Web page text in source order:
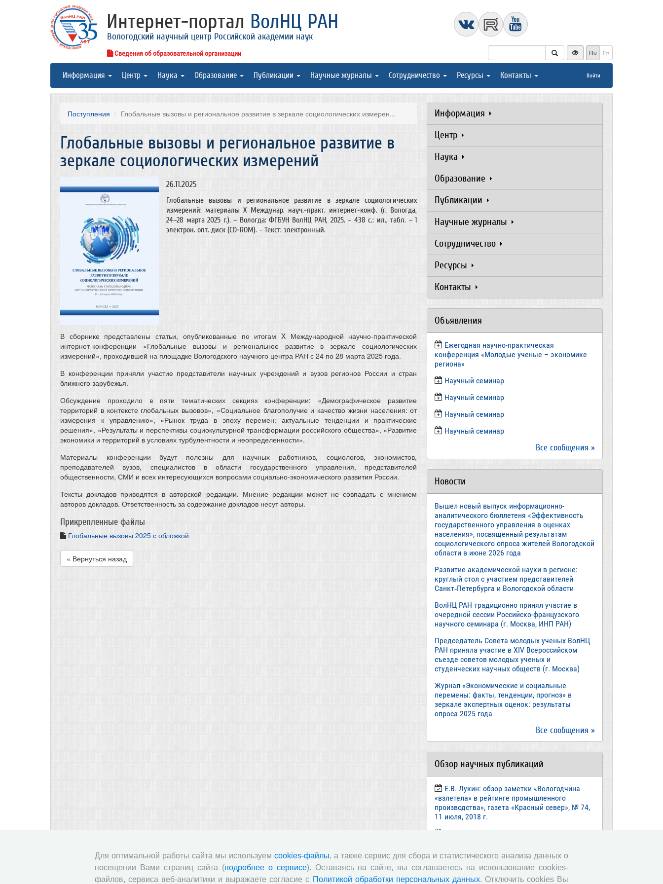
Интернет-портал ВолНЦ РАН
Вологодский научный центр Российской академии наук
Сведения об образовательной организации Ru En
Информация Центр Наука Образование Публикации Научные журналы Сотрудничество Ресурсы Контакты Войти
Поступления Глобальные вызовы и региональное развитие в зеркале социологических измерен...
Глобальные вызовы и региональное развитие в
зеркале социологических измерений
26.11.2025
Глобальные вызовы и региональное развитие в зеркале социологических
измерений: материалы X Междунар. науч.-практ. интернет-конф. (г. Вологда,
24–28 марта 2025 г.). – Вологда: ФГБУН ВолНЦ РАН, 2025. – 438 с.: ил., табл. – 1
электрон. опт. диск (CD-ROM). – Текст: электронный.
В сборнике представлены статьи, опубликованные по итогам X Международной научно-практической
интернет-конференции «Глобальные вызовы и региональное развитие в зеркале социологических
измерений», проходившей на площадке Вологодского научного центра РАН с 24 по 28 марта 2025 года.
В конференции приняли участие представители научных учреждений и вузов регионов России и стран
ближнего зарубежья.
Обсуждение проходило в пяти тематических секциях конференции: «Демографическое развитие
территорий в контексте глобальных вызовов», «Социальное благополучие и качество жизни населения: от
измерения к управлению», «Рынок труда в эпоху перемен: актуальные тенденции и практические
решения», «Результаты и перспективы социокультурной трансформации российского общества», «Развитие
экономики и территорий в условиях турбулентности и неопределенности».
Материалы конференции будут полезны для научных работников, социологов, экономистов,
преподавателей вузов, специалистов в области государственного управления, представителей
общественности, СМИ и всех интересующихся вопросами социально-экономического развития России.
Тексты докладов приводятся в авторской редакции. Мнение редакции может не совпадать с мнением
авторов докладов. Ответственность за содержание докладов несут авторы.
Прикрепленные файлы
Глобальные вызовы 2025 с обложкой
« Вернуться назад
Информация
Центр
Наука
Образование
Публикации
Научные журналы
Сотрудничество
Ресурсы
Контакты
Объявления
Ежегодная научно-практическая
конференция «Молодые ученые – экономике
региона»
​Научный семинар
​Научный семинар
Научный семинар
​Научный семинар
Все сообщения »
Новости
Вышел новый выпуск информационно-
аналитического бюллетеня «Эффективность
государственного управления в оценках
населения», посвященный результатам
социологического опроса жителей Вологодской
области в июне 2026 года
Развитие академической науки в регионе:
круглый стол с участием представителей
Санкт‑Петербурга и Вологодской области
ВолНЦ РАН традиционно принял участие в
очередной сессии Российско-французского
научного семинара (г. Москва, ИНП РАН)
Председатель Совета молодых ученых ВолНЦ
РАН приняла участие в XIV Всероссийском
съезде советов молодых ученых и
студенческих научных обществ (г. Москва)
Журнал «Экономические и социальные
перемены: факты, тенденции, прогноз» в
зеркале экспертных оценок: результаты
опроса 2025 года
Все сообщения »
Обзор научных публикаций
Е.В. Лукин: обзор заметки «Вологодчина
«взлетела» в рейтинге промышленного
производства», газета «Красный север», № 74,
11 июля, 2018 г.
«Известия», №88, 2018 г.
В.Н. Барсуков: обзор статьи «Повышение
пенсионного возраста: позитивные эффекты и
Для оптимальной работы сайта мы используем cookies-файлы, а также сервис для сбора и статистического анализа данных о
посещении Вами страниц сайта (подробнее о сервисе). Оставаясь на сайте, вы соглашаетесь на использование cookies-
файлов, сервиса веб-аналитики и выражаете согласие с Политикой обработки персональных данных. Отключить cookies Вы